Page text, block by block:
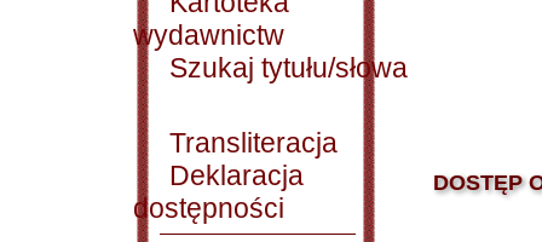
wydawnictw
Szukaj tytułu/słowa
Transliteracja
Deklaracja
dostępności
DOSTĘP